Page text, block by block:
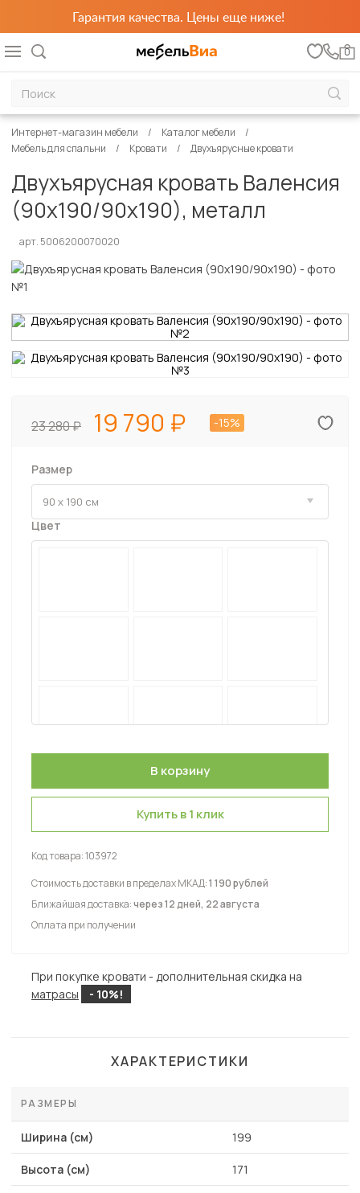
Гарантия качества. Цены еще ниже!
0
Интернет-магазин мебели
Каталог мебели
Мебель для спальни
Кровати Двухъярусные кровати
Двухъярусная кровать Валенсия
(90х190/90х190), металл
арт. 5006200070020
23 280 19 790 -15%
Размер
Цвет
Купить в 1 клик
Код товара:103972
Стоимость доставки в пределах МКАД:1 190 рублей
Ближайшая доставка:через 12 дней, 22 августа
Оплата при получении
При покупке кровати - дополнительная скидка на
матрасы
- 10%!
ХАРАКТЕРИСТИКИ
РАЗМЕРЫ
Ширина (см) 199
Высота (см) 171